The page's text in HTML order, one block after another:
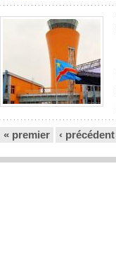
« premier ‹ précédent